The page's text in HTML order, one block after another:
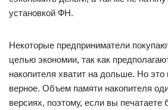
установкой ФН.
Некоторые предприниматели
целью экономии, так как
накопителя хватит на дольше. Но это
верное. Объем памяти накопителя
версиях, поэтому, если вы печатаете